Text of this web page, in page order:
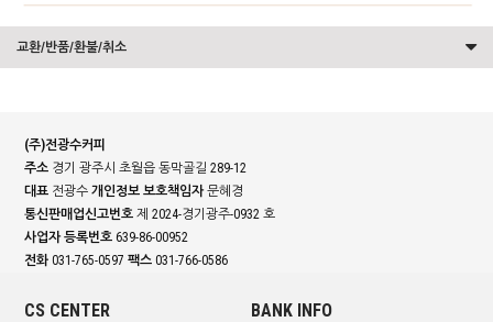
교환/반품/환불/취소
(주)전광수커피
주소 경기 광주시 초월읍 동막골길 289-12
대표 전광수개인정보 보호책임자문혜경
통신판매업신고번호 제 2024-경기광주-0932 호
사업자 등록번호 639-86-00952
전화 031-765-0597팩스 031-766-0586
CS CENTER BANK INFO